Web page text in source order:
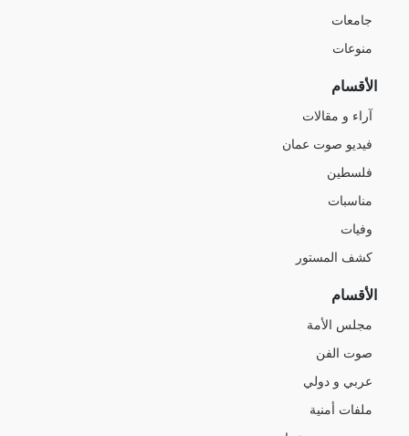
جامعات
منوعات
الأقسام
آراء و مقالات
فيديو صوت عمان
فلسطين
مناسبات
وفيات
كشف المستور
الأقسام
مجلس الأمة
صوت الفن
عربي و دولي
ملفات أمنية